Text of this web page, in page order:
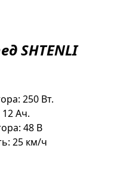
SHTENLI
250 Вт.
Ач.
48 В
25 км/ч